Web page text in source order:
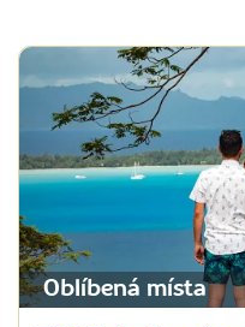
Oblíbená místa